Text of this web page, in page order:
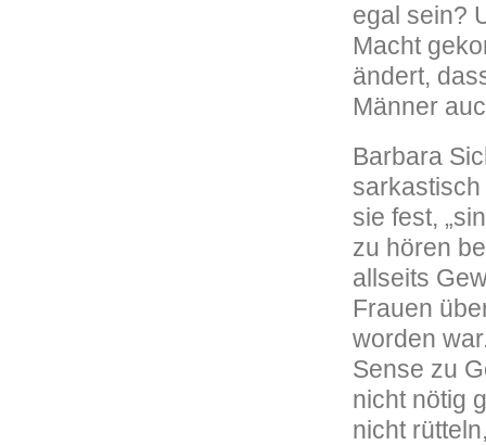
egal sein?
Macht
ändert,
Männer
Barbara
sarkastisch
sie fest,
zu hören
allseits
Frauen
worden
Sense zu
nicht nötig
nicht